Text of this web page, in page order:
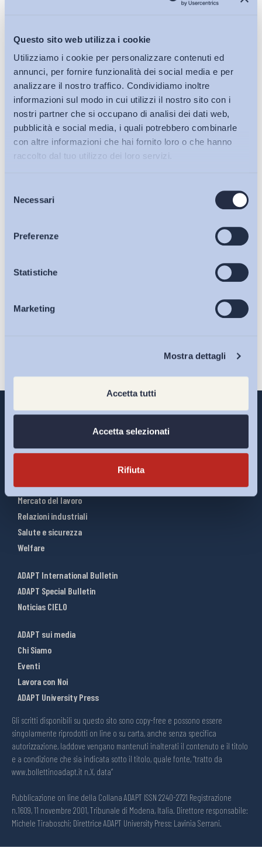
Questo sito web utilizza i cookie
Utilizziamo i cookie per personalizzare contenuti ed
annunci, per fornire funzionalità dei social media e per
analizzare il nostro traffico. Condividiamo inoltre
informazioni sul modo in cui utilizzi il nostro sito con i
nostri partner che si occupano di analisi dei dati web,
pubblicità e social media, i quali potrebbero combinarle
con altre informazioni che hai fornito loro o che hanno
raccolto dal tuo utilizzo dei loro servizi.
delNecessari
Preferenze
Statistiche
Marketing
Mostra dettagli
Accetta tutti
Accetta selezionati
Rifiuta
Bollettini ADAPT
Articoli
Osservatori
Eventi
Ho letto e Accetto il trattamento dei dati personali descritti
Iscriviti
Interventi ADAPT
Riforme del lavoro
Mercato del lavoro
Relazioni industriali
Salute e sicurezza
Welfare
ADAPT International Bulletin
ADAPT Special Bulletin
Noticias CIELO
ADAPT sui media
Chi Siamo
Eventi
Lavora con Noi
ADAPT University Press
Gli scritti disponibili su questo sito sono copy-free e possono essere
singolarmente riprodotti on line o su carta, anche senza specifica
autorizzazione, laddove vengano mantenuti inalterati il contenuto e il titolo
e a condizione che sia indicata sotto il titolo, quale fonte, “tratto da
www.bollettinoadapt.it n.X, data“
Pubblicazione on line della Collana ADAPT ISSN 2240-2721 Registrazione
n.1609, 11 novembre 2001, Tribunale di Modena, Italia. Direttore responsabile:
Michele Tiraboschi; Direttrice ADAPT University Press: Lavinia Serrani.